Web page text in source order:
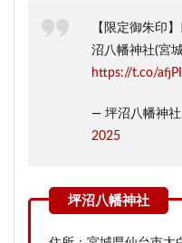
【限定御朱印
沼八幡神社(宮
https://t.co/
— 坪沼八幡神
2025